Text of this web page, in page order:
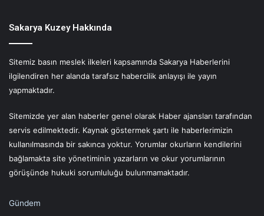
Sakarya Kuzey Hakkında
Sitemiz basın meslek ilkeleri kapsamında Sakarya Haberlerini
ilgilendiren her alanda tarafsız habercilik anlayışı ile yayın
yapmaktadır.
Sitemizde yer alan haberler genel olarak Haber ajansları tarafından
servis edilmektedir. Kaynak göstermek şartı ile haberlerimizin
kullanılmasında bir sakınca yoktur. Yorumlar okurların kendilerini
bağlamakta site yönetiminin yazarların ve okur yorumlarının
görüşünde hukuki sorumluluğu bulunmamaktadır.
Gündem